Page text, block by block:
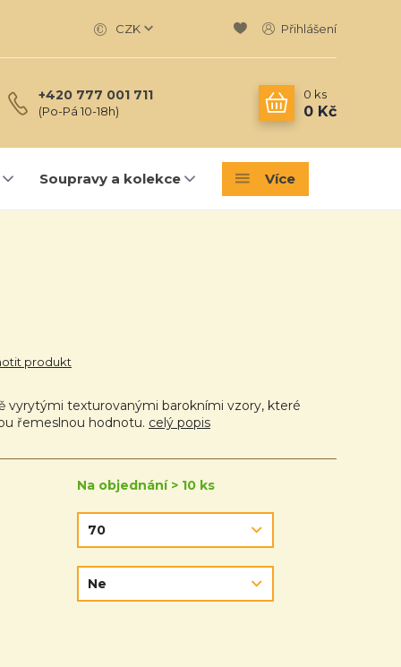
CZK Přihlášení
+420 777 001 711
(Po-Pá 10-18h)
0 ks
0 Kč
Soupravy a kolekce Více
produkt
vyrytými texturovanými barokními vzory, které
řemeslnou hodnotu. celý popis
Na objednání > 10 ks